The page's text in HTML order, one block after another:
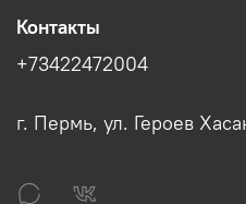
Контакты
+73422472004
г. Пермь, ул. Героев